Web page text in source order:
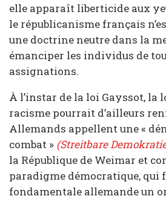
elle apparaît liberticide aux
le républicanisme français
une doctrine neutre dans la
émanciper les individus de
assignations.
À l’instar de la loi Gayssot, la
racisme pourrait d’ailleurs
Allemands appellent une «
combat » (Streitbare
la République de Weimar et
paradigme démocratique, qui
fondamentale allemande un